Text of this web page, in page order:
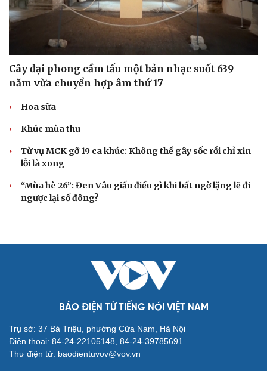
Cải chính
Cây đại phong cầm tấu một bản nhạc suốt 639
năm vừa chuyển hợp âm thứ 17
Hoa sữa
Khúc mùa thu
Từ vụ MCK gỡ 19 ca khúc: Không thể gây sốc rồi chỉ xin
lỗi là xong
“Mùa hè 26”: Đen Vâu giấu điều gì khi bất ngờ lặng lẽ đi
ngược lại số đông?
BÁO ĐIỆN TỬ TIẾNG NÓI VIỆT NAM
Trụ sở: 37 Bà Triệu, phường Cửa Nam, Hà Nội
Điện thoại: 84-24-22105148, 84-24-39785691
Thư điện tử: baodientuvov@vov.vn